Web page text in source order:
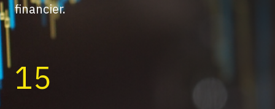
financier.
15